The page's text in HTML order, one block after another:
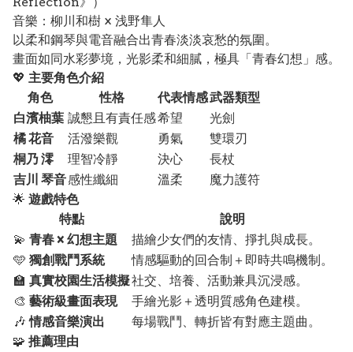
音樂：柳川和樹 × 浅野隼人
以柔和鋼琴與電音融合出青春淡淡哀愁的氛圍。
畫面如同水彩夢境，光影柔和細膩，極具「青春幻想」感。
💖 主要角色介紹
角色
性格 代表情感武器類型
白濱柚葉 誠懇且有責任感希望
光劍
橘 花音
活潑樂觀 勇氣
雙環刃
桐乃 澪
理智冷靜 決心
長杖
吉川 琴音感性纖細 溫柔
魔力護符
🌟 遊戲特色
特點
說明
💫 青春 × 幻想主題
描繪少女們的友情、掙扎與成長。
🩵 獨創戰鬥系統
情感驅動的回合制＋即時共鳴機制。
🏫 真實校園生活模擬社交、培養、活動兼具沉浸感。
🎨 藝術級畫面表現
手繪光影＋透明質感角色建模。
🎶情感音樂演出
每場戰鬥、轉折皆有對應主題曲。
🧩 推薦理由